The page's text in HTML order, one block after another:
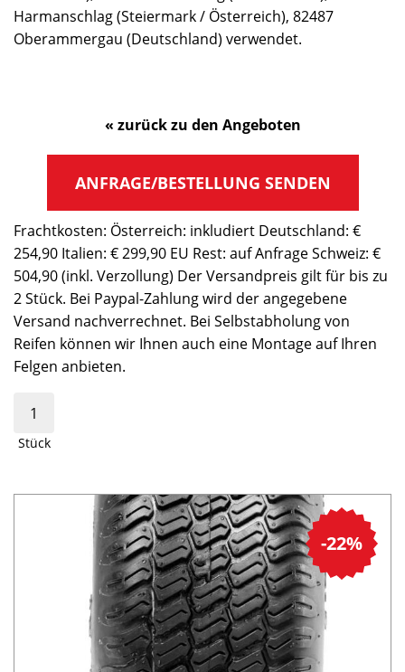
Harmanschlag (Steiermark / Österreich), 82487
Oberammergau (Deutschland) verwendet.
« zurück zu den Angeboten
ANFRAGE/BESTELLUNG SENDEN
Frachtkosten: Österreich: inkludiert Deutschland: €
254,90 Italien: € 299,90 EU Rest: auf Anfrage Schweiz: €
504,90 (inkl. Verzollung) Der Versandpreis gilt für bis zu
2 Stück. Bei Paypal-Zahlung wird der angegebene
Versand nachverrechnet. Bei Selbstabholung von
Reifen können wir Ihnen auch eine Montage auf Ihren
Felgen anbieten.
Stück
-22%